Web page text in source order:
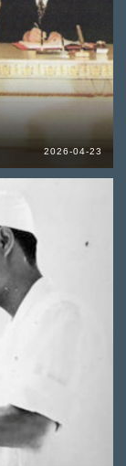
2026-04-23